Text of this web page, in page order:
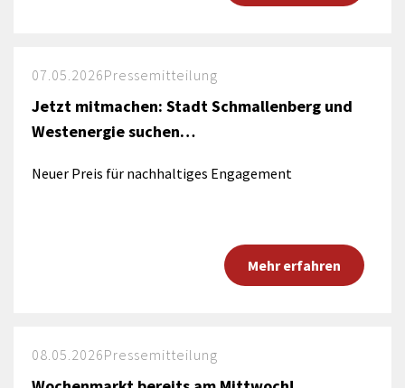
07.05.2026Pressemitteilung
Jetzt mitmachen: Stadt Schmallenberg und
Westenergie suchen…
Neuer Preis für nachhaltiges Engagement
Mehr erfahren
08.05.2026Pressemitteilung